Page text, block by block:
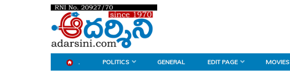
. POLITICS GENERAL EDIT PAGE MOVIES